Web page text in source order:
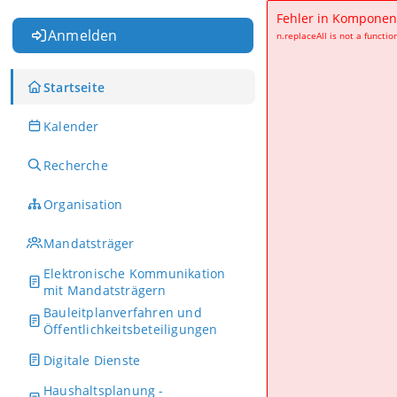
Anmelden
Startseite
Kalender
Recherche
Organisation
Mandatsträger
Elektronische Kommunikation
mit Mandatsträgern
Bauleitplanverfahren und
Öffentlichkeitsbeteiligungen
Digitale Dienste
Haushaltsplanung -
Fehler in
n.replaceAll is not a